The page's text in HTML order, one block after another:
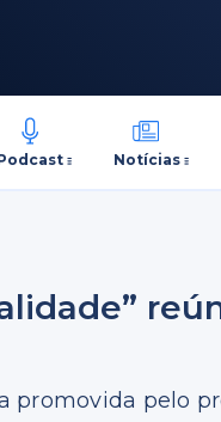
Notícias
promovida pelo